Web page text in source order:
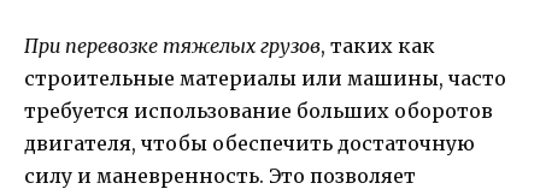
При перевозке тяжелых грузов, таких как
строительные материалы или машины, часто
требуется использование больших оборотов
двигателя, чтобы обеспечить достаточную
силу и маневренность. Это позволяет